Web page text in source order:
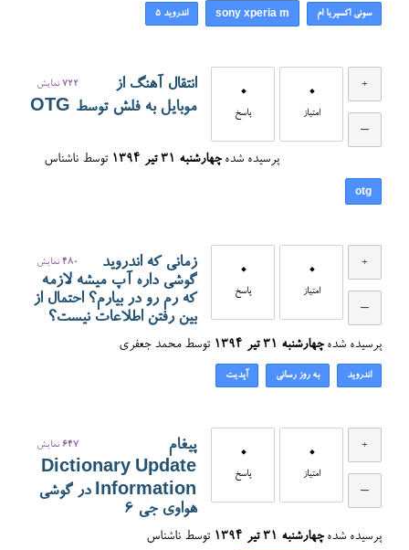
سونی اکسپریا ام sony xperia m اندروید ۵
0
امتیاز
0
پاسخ
722 نمایش
انتقال آهنگ از
موبایل به فلش توسط OTG
پرسیده شده چهارشنبه ۳۱ تیر ۱۳۹۴ توسط ناشناس
otg
0
امتیاز
0
پاسخ
480 نمایش
زمانی که اندروید
گوشی داره آپ میشه لازمه
که رم رو در بیارم؟ احتمال از
بین رفتن اطلاعات نیست؟
پرسیده شده چهارشنبه ۳۱ تیر ۱۳۹۴ توسطمحمد جعفری
اندروید به روز رسانی آپدیت
0
امتیاز
0
پاسخ
647 نمایش
پیغام
Dictionary Update
Information در گوشی
هواوی جی 6
پرسیده شده چهارشنبه ۳۱ تیر ۱۳۹۴ توسط ناشناس